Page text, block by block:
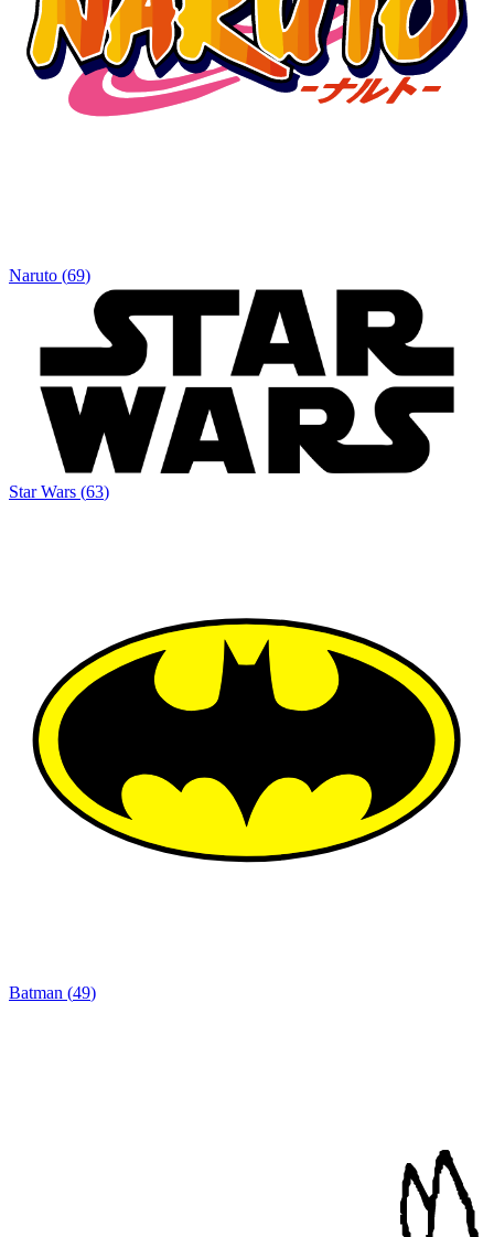
Naruto (69)
Star Wars (63)
Batman (49)